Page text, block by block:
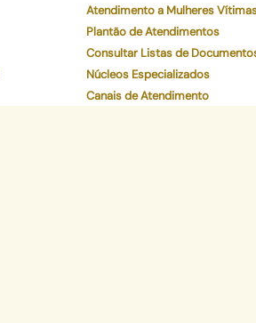
Atendimento a Mulheres
Plantão de Atendimentos
Consultar Listas de
Núcleos Especializados
Canais de Atendimento